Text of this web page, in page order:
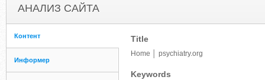
АНАЛИЗ САЙТА
Контент
Информер
Title
Home │ psychiatry.org
Keywords